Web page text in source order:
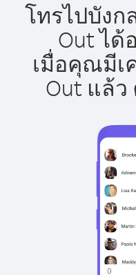
โทรไปบังก
Out ได้
เมื่อคุณมีเ
Out แล้